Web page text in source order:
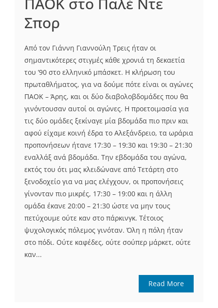
Σπορ
Από τον Γιάννη Γιαννούλη Τρεις ήταν οι
σημαντικότερες στιγμές κάθε χρονιά τη δεκαετία
του ’90 στο ελληνικό μπάσκετ. Η κλήρωση του
πρωταθλήματος, για να δούμε πότε είναι οι αγώνες
ΠΑΟΚ – Άρης, και οι δύο διαβολοβδομάδες που θα
γινόντουσαν αυτοί οι αγώνες. Η προετοιμασία για
τις δύο ομάδες ξεκίναγε μία βδομάδα πιο πριν και
αφού είχαμε κοινή έδρα το Αλεξάνδρειο, τα ωράρια
προπονήσεων ήτανε 17:30 – 19:30 και 19:30 – 21:30
εναλλάξ ανά βδομάδα. Την εβδομάδα του αγώνα,
εκτός του ότι μας κλειδώνανε από Τετάρτη στο
ξενοδοχείο για να μας ελέγχουν, οι προπονήσεις
γίνονταν πιο μικρές, 17:30 – 19:00 και η άλλη
ομάδα έκανε 20:00 – 21:30 ώστε να μην τους
πετύχουμε ούτε καν στο πάρκινγκ. Τέτοιος
ψυχολογικός πόλεμος γινόταν. Όλη η πόλη ήταν
στο πόδι. Ούτε καφέδες, ούτε σούπερ μάρκετ, ούτε
καν...
Read More